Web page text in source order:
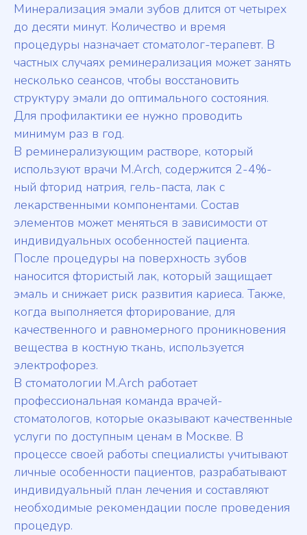
Минерализация эмали зубов длится от четырех
до десяти минут. Количество и время
процедуры назначает стоматолог-терапевт. В
частных случаях реминерализация может занять
несколько сеансов, чтобы восстановить
структуру эмали до оптимального состояния.
Для профилактики ее нужно проводить
минимум раз в год.
В реминерализующим растворе, который
используют врачи M.Arch, содержится 2-4%-
ный фторид натрия, гель-паста, лак с
лекарственными компонентами. Состав
элементов может меняться в зависимости от
индивидуальных особенностей пациента.
После процедуры на поверхность зубов
наносится фтористый лак, который защищает
эмаль и снижает риск развития кариеса. Также,
когда выполняется фторирование, для
качественного и равномерного проникновения
вещества в костную ткань, используется
электрофорез.
В стоматологии M.Arch работает
профессиональная команда врачей-
стоматологов, которые оказывают качественные
услуги по доступным ценам в Москве. В
процессе своей работы специалисты учитывают
личные особенности пациентов, разрабатывают
индивидуальный план лечения и составляют
необходимые рекомендации после проведения
процедур.